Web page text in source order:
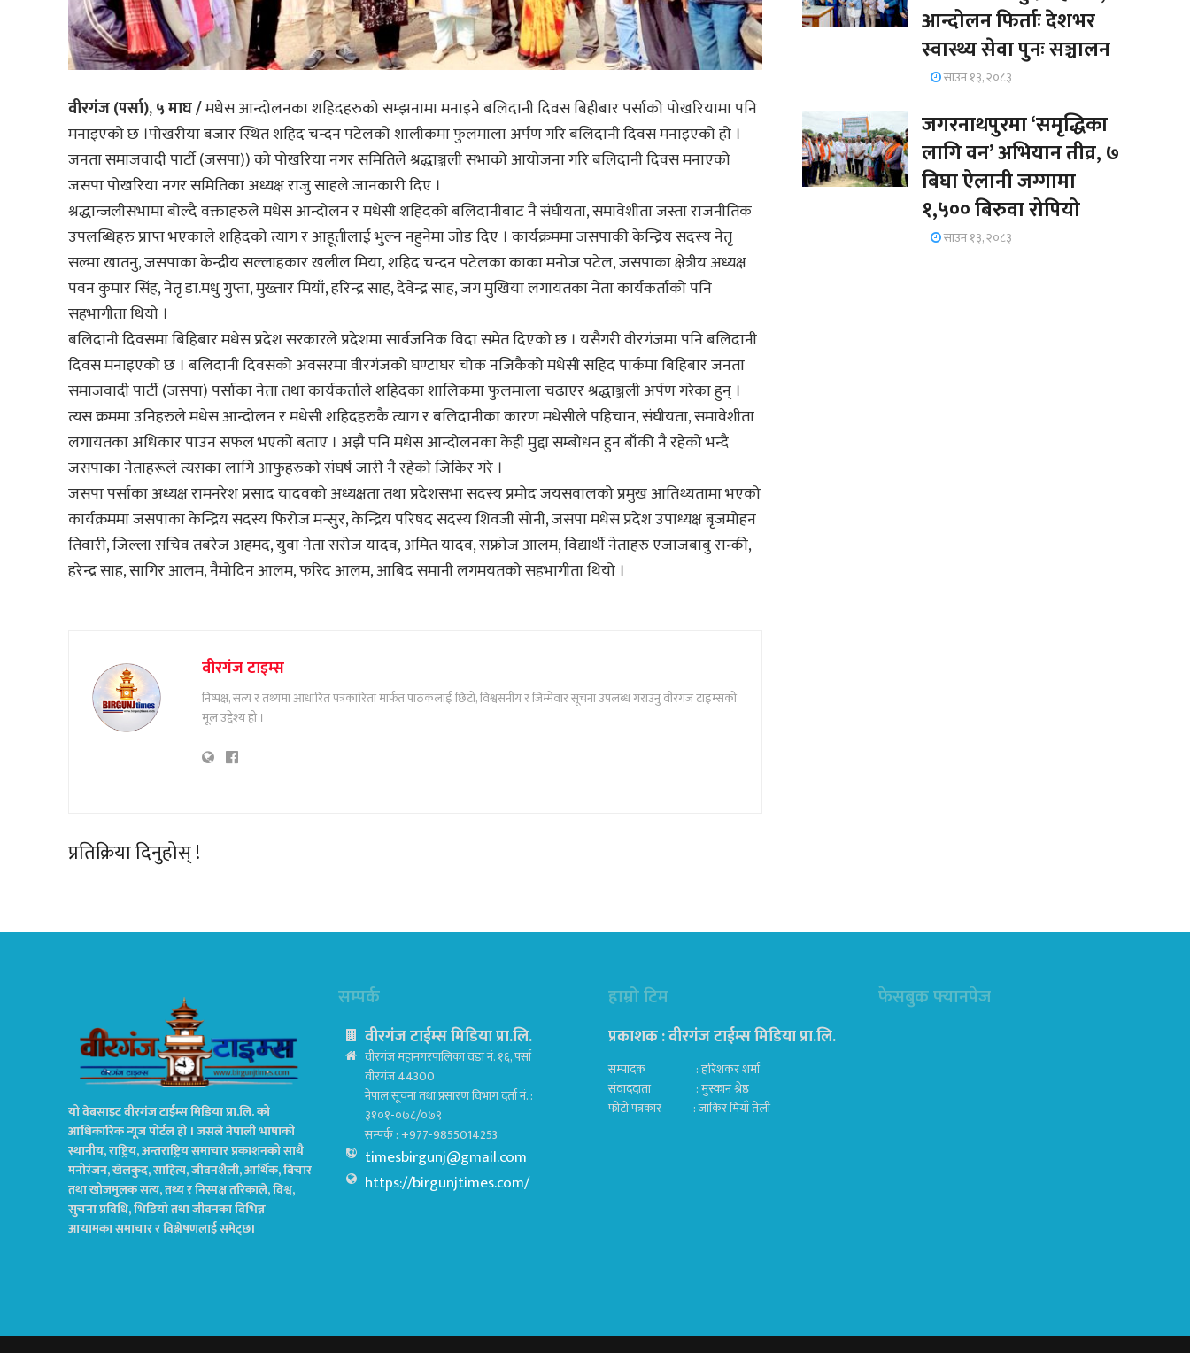
वीरगंज (पर्सा), ५ माघ /मधेस आन्दोलनका शहिदहरुको सम्झनामा मनाइने बलिदानी दिवस बिहीबार पर्साको पोखरियामा पनि
मनाइएको छ ।पोखरीया बजार स्थित शहिद चन्दन पटेलको शालीकमा फुलमाला अर्पण गरि बलिदानी दिवस मनाइएको हो ।
जनता समाजवादी पार्टी (जसपा)) को पोखरिया नगर समितिले श्रद्धाञ्जली सभाको आयोजना गरि बलिदानी दिवस मनाएको
जसपा पोखरिया नगर समितिका अध्यक्ष राजु साहले जानकारी दिए ।
श्रद्धान्जलीसभामा बोल्दै वक्ताहरुले मधेस आन्दोलन र मधेसी शहिदको बलिदानीबाट नै संघीयता, समावेशीता जस्ता राजनीतिक
उपलब्धिहरु प्राप्त भएकाले शहिदको त्याग र आहूतीलाई भुल्न नहुनेमा जोड दिए । कार्यक्रममा जसपाकी केन्द्रिय सदस्य नेतृ
सल्मा खातनु, जसपाका केन्द्रीय सल्लाहकार खलील मिया, शहिद चन्दन पटेलका काका मनोज पटेल, जसपाका क्षेत्रीय अध्यक्ष
पवन कुमार सिंह, नेतृ डा.मधु गुप्ता, मुख्तार मियाँ, हरिन्द्र साह, देवेन्द्र साह, जग मुखिया लगायतका नेता कार्यकर्ताको पनि
सहभागीता थियो ।
बलिदानी दिवसमा बिहिबार मधेस प्रदेश सरकारले प्रदेशमा सार्वजनिक विदा समेत दिएको छ । यसैगरी वीरगंजमा पनि बलिदानी
दिवस मनाइएको छ । बलिदानी दिवसको अवसरमा वीरगंजको घण्टाघर चोक नजिकैको मधेसी सहिद पार्कमा बिहिबार जनता
समाजवादी पार्टी (जसपा) पर्साका नेता तथा कार्यकर्ताले शहिदका शालिकमा फुलमाला चढाएर श्रद्धाञ्जली अर्पण गरेका हुन् ।
त्यस क्रममा उनिहरुले मधेस आन्दोलन र मधेसी शहिदहरुकै त्याग र बलिदानीका कारण मधेसीले पहिचान, संघीयता, समावेशीता
लगायतका अधिकार पाउन सफल भएको बताए । अझै पनि मधेस आन्दोलनका केही मुद्दा सम्बोधन हुन बाँकी नै रहेको भन्दै
जसपाका नेताहरूले त्यसका लागि आफुहरुको संघर्ष जारी नै रहेको जिकिर गरे ।
जसपा पर्साका अध्यक्ष रामनरेश प्रसाद यादवको अध्यक्षता तथा प्रदेशसभा सदस्य प्रमोद जयसवालको प्रमुख आतिथ्यतामा भएको
कार्यक्रममा जसपाका केन्द्रिय सदस्य फिरोज मन्सुर, केन्द्रिय परिषद सदस्य शिवजी सोनी, जसपा मधेस प्रदेश उपाध्यक्ष बृजमोहन
तिवारी, जिल्ला सचिव तबरेज अहमद, युवा नेता सरोज यादव, अमित यादव, सफ्रोज आलम, विद्यार्थी नेताहरु एजाजबाबु रान्की,
हरेन्द्र साह, सागिर आलम, नैमोदिन आलम, फरिद आलम, आबिद समानी लगमयतको सहभागीता थियो ।
वीरगंज टाइम्स
निष्पक्ष, सत्य र तथ्यमा आधारित पत्रकारिता मार्फत पाठकलाई छिटो, विश्वसनीय र जिम्मेवार सूचना उपलब्ध गराउनु वीरगंज टाइम्सको
मूल उद्देश्य हो ।
प्रतिक्रिया दिनुहोस् !
आन्दोलन फिर्ताः देशभर
स्वास्थ्य सेवा पुनः सञ्चालन
साउन १३, २०८३
जगरनाथपुरमा ‘समृद्धिका
लागि वन’ अभियान तीव्र, ७
बिघा ऐलानी जग्गामा
१,५०० बिरुवा रोपियो
साउन १३, २०८३
यो वेबसाइट वीरगंज टाईम्स मिडिया प्रा.लि. को
आधिकारिक न्यूज पोर्टल हो । जसले नेपाली भाषाको
स्थानीय, राष्ट्रिय, अन्तराष्ट्रिय समाचार प्रकाशनको साथै
मनोरंजन, खेलकुद, साहित्य, जीवनशैली, आर्थिक, बिचार
तथा खोजमुलक सत्य, तथ्य र निस्पक्ष तरिकाले, विश्व,
सुचना प्रविधि, भिडियो तथा जीवनका विभिन्न
आयामका समाचार र विश्लेषणलाई समेट्छ।
सम्पर्क
वीरगंज टाईम्स मिडिया प्रा.लि.
वीरगंज महानगरपालिका वडा नं. १६, पर्सा
वीरगंज 44300
नेपाल सूचना तथा प्रसारण विभाग दर्ता नं. :
३१०१-०७८/०७९
सम्पर्क : +977-9855014253
timesbirgunj@gmail.com
https://birgunjtimes.com/
हाम्रो टिम
प्रकाशक : वीरगंज टाईम्स मिडिया प्रा‍.लि.
सम्पादक : हरिशंकर शर्मा
संवाददाता : मुस्कान श्रेष्ठ
फोटो पत्रकार : जाकिर मियाँ तेली
फेसबुक फ्यानपेज